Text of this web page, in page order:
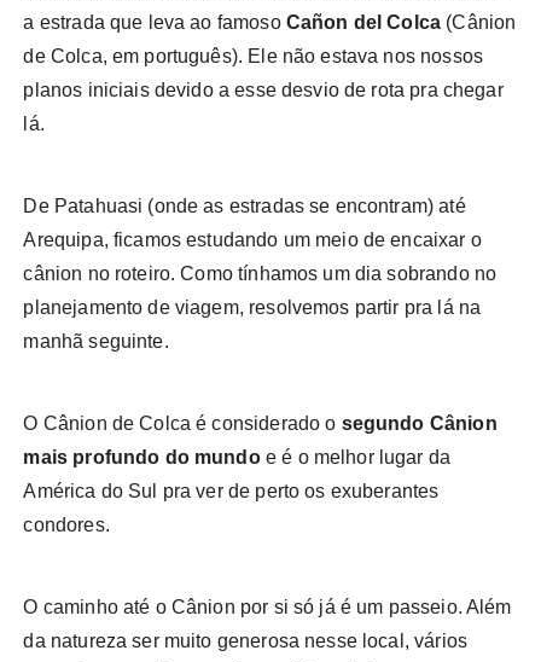
a estrada que leva ao famoso Cañon del Colca (Cânion
de Colca, em português). Ele não estava nos nossos
planos iniciais devido a esse desvio de rota pra chegar
lá.
De Patahuasi (onde as estradas se encontram) até
Arequipa, ficamos estudando um meio de encaixar o
cânion no roteiro. Como tínhamos um dia sobrando no
planejamento de viagem, resolvemos partir pra lá na
manhã seguinte.
O Cânion de Colca é considerado o segundo Cânion
mais profundo do mundoe é o melhor lugar da
América do Sul pra ver de perto os exuberantes
condores.
O caminho até o Cânion por si só já é um passeio. Além
da natureza ser muito generosa nesse local, vários